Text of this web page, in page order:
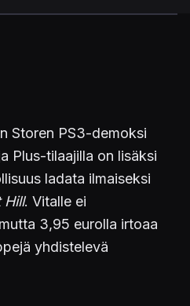
Storen PS3-demoksi
Plus-tilaajilla on lisäksi
ladata ilmaiseksi
Hill. Vitalle ei
3,95 eurolla irtoaa
yhdistelevä